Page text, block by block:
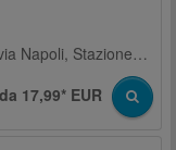
Aeroporto di Napoli-Capodichino (NAP) via Napoli, Stazione centrale, Parcheggio Metropark, Corso Arnaldo Lucci
da 17,99* EUR